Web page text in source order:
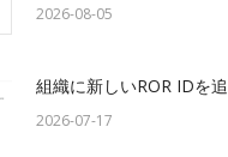
2026-08-05
組織に新しいROR IDを
2026-07-17